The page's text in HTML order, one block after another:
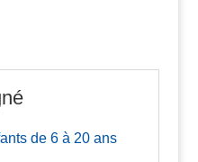
de 6 à 20 ans